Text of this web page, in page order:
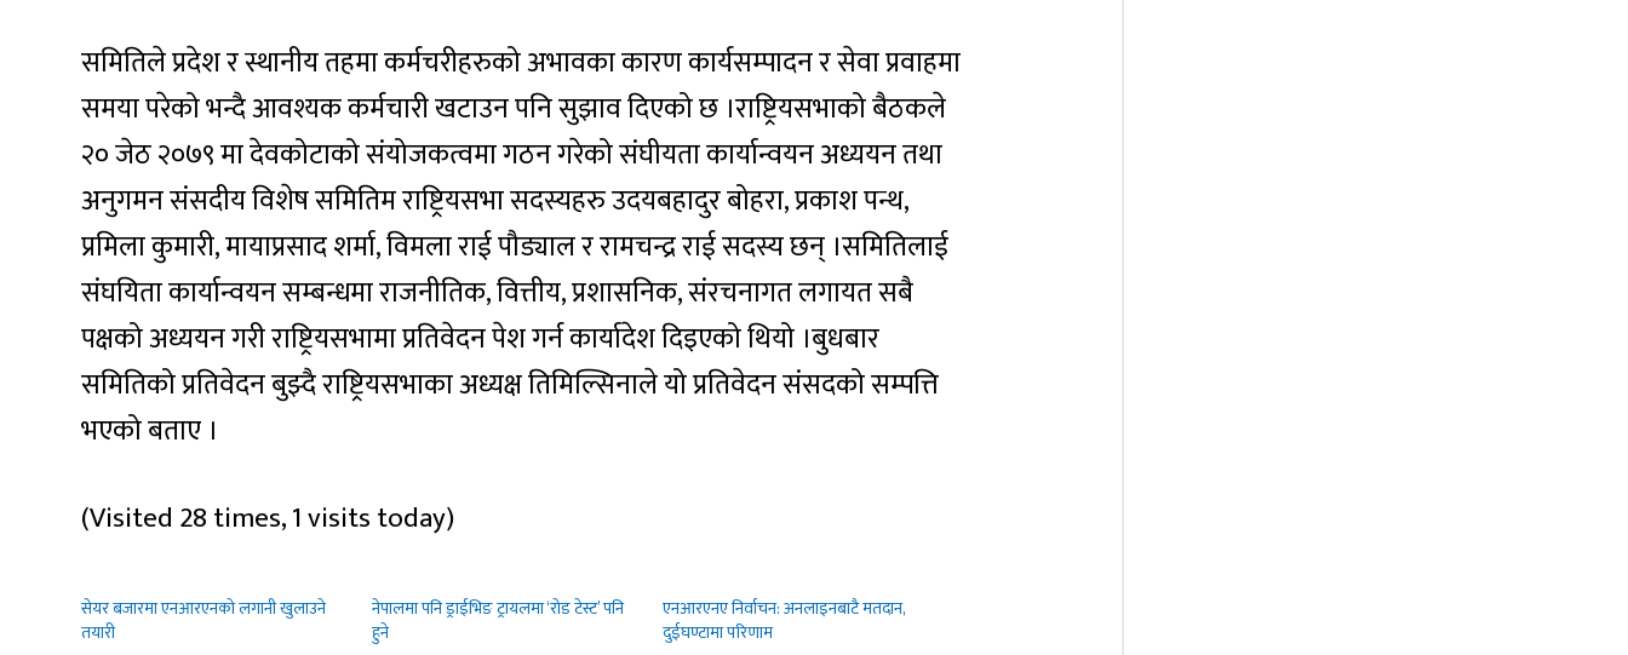
समितिले प्रदेश र स्थानीय तहमा कर्मचरीहरुको अभावका कारण कार्यसम्पादन र सेवा प्रवाहमा
समया परेको भन्दै आवश्यक कर्मचारी खटाउन पनि सुझाव दिएको छ ।राष्ट्रियसभाको बैठकले
२० जेठ २०७९ मा देवकोटाको संयोजकत्वमा गठन गरेको संघीयता कार्यान्वयन अध्ययन तथा
अनुगमन संसदीय विशेष समितिम राष्ट्रियसभा सदस्यहरु उदयबहादुर बोहरा, प्रकाश पन्थ,
प्रमिला कुमारी, मायाप्रसाद शर्मा, विमला राई पौड्याल र रामचन्द्र राई सदस्य छन् ।समितिलाई
संघयिता कार्यान्वयन सम्बन्धमा राजनीतिक, वित्तीय, प्रशासनिक, संरचनागत लगायत सबै
पक्षको अध्ययन गरी राष्ट्रियसभामा प्रतिवेदन पेश गर्न कार्यादेश दिइएको थियो ।बुधबार
समितिको प्रतिवेदन बुझ्दै राष्ट्रियसभाका अध्यक्ष तिमिल्सिनाले यो प्रतिवेदन संसदको सम्पत्ति
भएको बताए ।
(Visited 28 times, 1 visits today)
सेयर बजारमा एनआरएनको लगानी खुलाउने
तयारी
नेपालमा पनि ड्राईभिङ ट्रायलमा ‘रोड टेस्ट’ पनि
हुने
एनआरएनए निर्वाचन: अनलाइनबाटै मतदान,
दुईघण्टामा परिणाम